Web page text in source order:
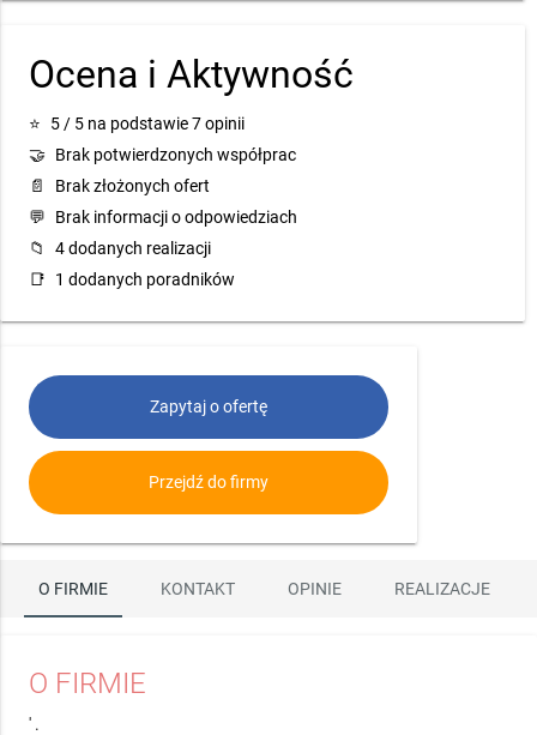
Ocena i Aktywność
⭐
5 / 5 na podstawie 7 opinii
🤝 Brak potwierdzonych współprac
📄
Brak złożonych ofert
💬
Brak informacji o odpowiedziach
📁
4 dodanych realizacji
📑
1 dodanych poradników
Zapytaj o ofertę
Przejdź do firmy
O FIRMIE KONTAKT OPINIE REALIZACJE
O FIRMIE
' .